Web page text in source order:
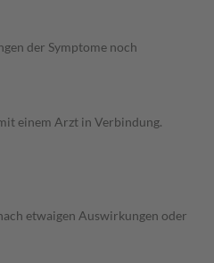
der Symptome noch
einem Arzt in Verbindung.
etwaigen Auswirkungen oder